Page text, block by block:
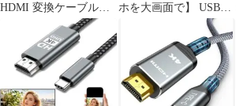
HDMI 変換ケーブル
4K@60Hz 単方向通信
タイプC to HDMI 変換
ナイロン編み 映像出力
(グレー, 1.8m)
ホを大画面で】 USB
Type-C to HDMI 変換ケ
ーブル USB 3.1 Type C
to HDMI ケーブル 変換
ケーブル 1.8m 4K 30Hz
1080P画質 音声・映像
データサポート